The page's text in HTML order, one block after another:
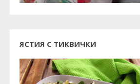
ЯСТИЯ С ТИКВИЧКИ